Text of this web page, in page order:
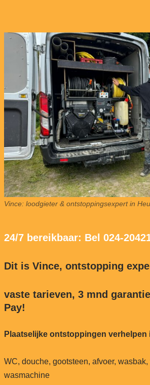
Vince: loodgieter & ontstoppingsexpert in
24/7 bereikbaar: Bel 024-
Dit is Vince, ontstopping
vaste tarieven, 3 mnd
Pay!
Plaatselijke ontstoppingen verhelpen
WC, douche, gootsteen, afvoer, wasbak,
wasmachine